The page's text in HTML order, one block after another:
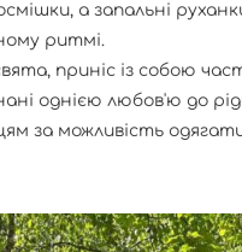
а запальні
ритмі.
приніс із собою
однією любов'ю до
за можливість